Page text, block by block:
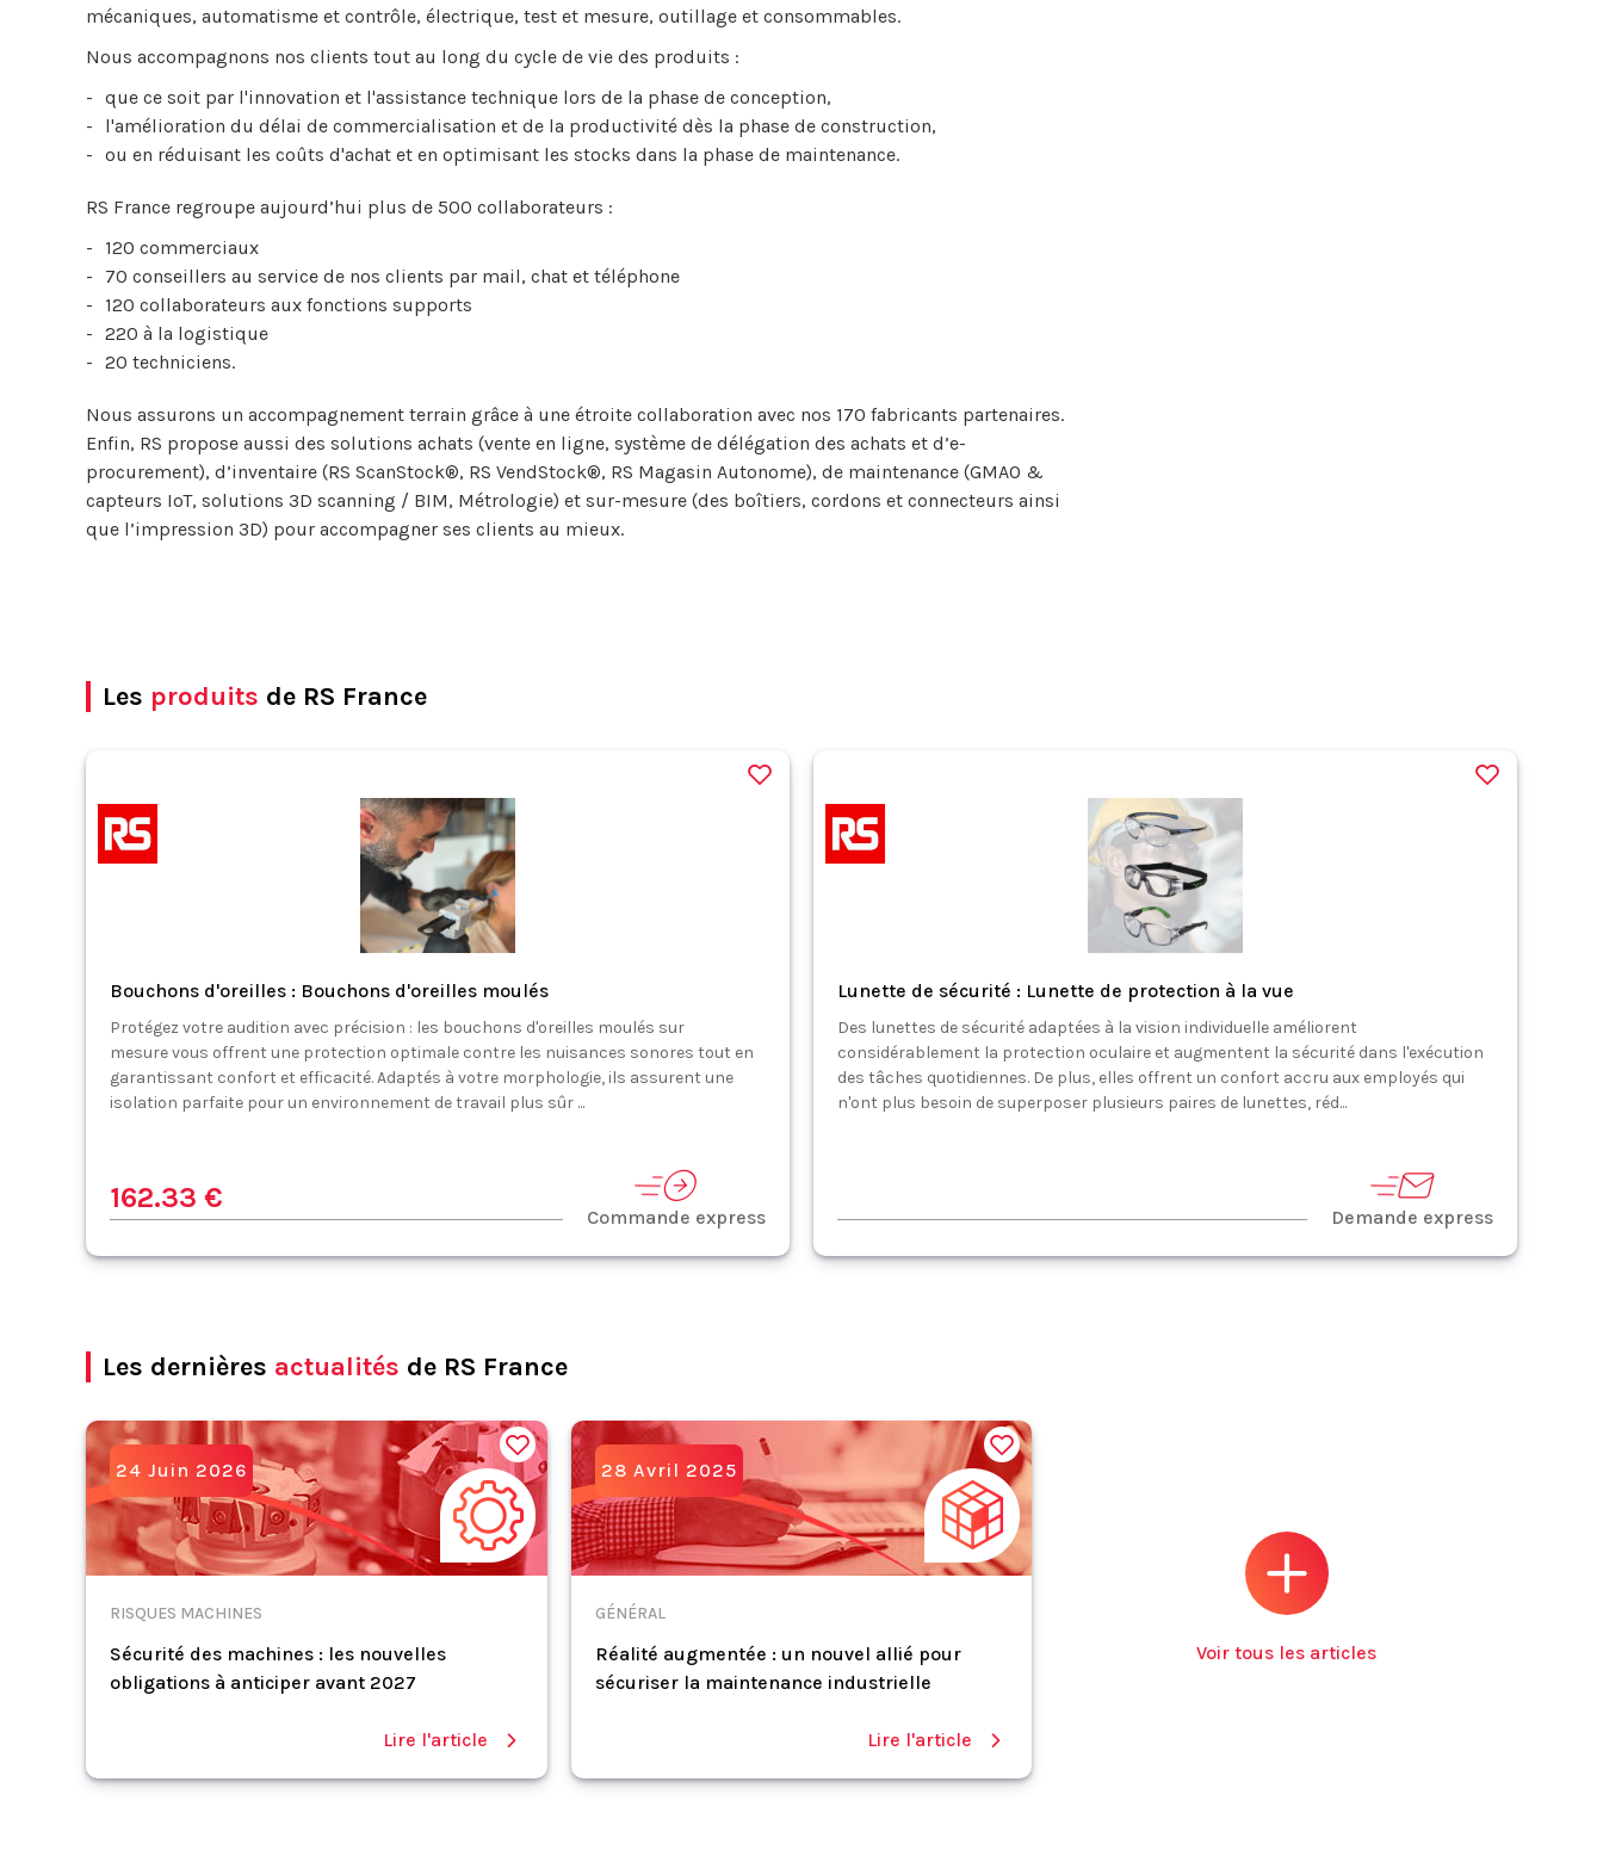
mécaniques, automatisme et contrôle, électrique, test et mesure, outillage et consommables.
Nous accompagnons nos clients tout au long du cycle de vie des produits :
que ce soit par l'innovation et l'assistance technique lors de la phase de conception,
l'amélioration du délai de commercialisation et de la productivité dès la phase de construction,
ou en réduisant les coûts d'achat et en optimisant les stocks dans la phase de maintenance.
RS France regroupe aujourd’hui plus de 500 collaborateurs :
120 commerciaux
70 conseillers au service de nos clients par mail, chat et téléphone
120 collaborateurs aux fonctions supports
220 à la logistique
20 techniciens.
Nous assurons un accompagnement terrain grâce à une étroite collaboration avec nos 170 fabricants partenaires.
Enfin, RS propose aussi des solutions achats (vente en ligne, système de délégation des achats et d’e-
procurement), d’inventaire (RS ScanStock®, RS VendStock®, RS Magasin Autonome), de maintenance (GMAO &
capteurs IoT, solutions 3D scanning / BIM, Métrologie) et sur-mesure (des boîtiers, cordons et connecteurs ainsi
que l’impression 3D) pour accompagner ses clients au mieux.
Les produits de RS France
Bouchons d'oreilles : Bouchons d'oreilles moulés
Protégez votre audition avec précision : les bouchons d'oreilles moulés sur
mesure vous offrent une protection optimale contre les nuisances sonores tout en
garantissant confort et efficacité. Adaptés à votre morphologie, ils assurent une
isolation parfaite pour un environnement de travail plus sûr ...
162.33 €
Commande express
Lunette de sécurité : Lunette de protection à la vue
Des lunettes de sécurité adaptées à la vision individuelle améliorent
considérablement la protection oculaire et augmentent la sécurité dans l'exécution
des tâches quotidiennes. De plus, elles offrent un confort accru aux employés qui
n'ont plus besoin de superposer plusieurs paires de lunettes, réd...
Demande express
Les dernières actualités de RS France
24 Juin 2026
RISQUES MACHINES
Sécurité des machines : les nouvelles
obligations à anticiper avant 2027
Lire l'article
28 Avril 2025
GÉNÉRAL
Réalité augmentée : un nouvel allié pour
sécuriser la maintenance industrielle
Lire l'article
Voir tous les articles